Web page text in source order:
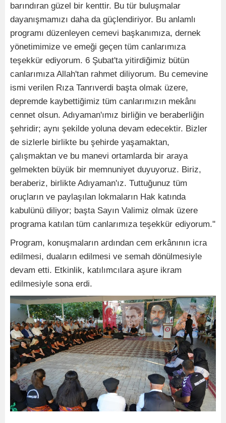
barındıran güzel bir kenttir. Bu tür buluşmalar
dayanışmamızı daha da güçlendiriyor. Bu anlamlı
programı düzenleyen cemevi başkanımıza, dernek
yönetimimize ve emeği geçen tüm canlarımıza
teşekkür ediyorum. 6 Şubat'ta yitirdiğimiz bütün
canlarımıza Allah'tan rahmet diliyorum. Bu cemevine
ismi verilen Rıza Tanrıverdi başta olmak üzere,
depremde kaybettiğimiz tüm canlarımızın mekânı
cennet olsun. Adıyaman'ımız birliğin ve beraberliğin
şehridir; aynı şekilde yoluna devam edecektir. Bizler
de sizlerle birlikte bu şehirde yaşamaktan,
çalışmaktan ve bu manevi ortamlarda bir araya
gelmekten büyük bir memnuniyet duyuyoruz. Biriz,
beraberiz, birlikte Adıyaman'ız. Tuttuğunuz tüm
oruçların ve paylaşılan lokmaların Hak katında
kabulünü diliyor; başta Sayın Valimiz olmak üzere
programa katılan tüm canlarımıza teşekkür ediyorum."
Program, konuşmaların ardından cem erkânının icra
edilmesi, duaların edilmesi ve semah dönülmesiyle
devam etti. Etkinlik, katılımcılara aşure ikram
edilmesiyle sona erdi.